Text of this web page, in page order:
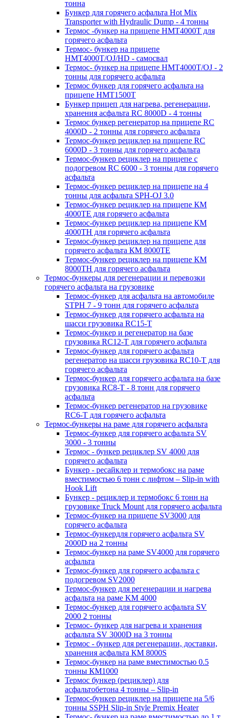
тонна
Бункер для горячего асфальта Hot Mix
Transporter with Hydraulic Dump - 4 тонны
Термос -бункер на прицепе HMT4000T для
горячего асфальта
Термос- бункер на прицепе
HMT4000T/OJ/HD - самосвал
Термос- бункер на прицепе HMT4000T/OJ - 2
тонны для горячего асфальта
Термос бункер для горячего асфальта на
прицепе HMT1500T
Бункер прицеп для нагрева, регенерации,
хранения асфальта RC 8000D - 4 тонны
Термос бункер регенератор на прицепе RC
4000D - 2 тонны для горячего асфальта
Термос-бункер рециклер на прицепе RC
6000D - 3 тонны для горячего асфальта
Термос-бункер рециклер на прицепе с
подогревом RC 6000 - 3 тонны для горячего
асфальта
Термос-бункер рециклер на прицепе на 4
тонны для асфальта SPH-OJ 3.0
Термос-бункер рециклер на прицепе КМ
4000ТЕ для горячего асфальта
Термос-бункер рециклер на прицепе КМ
4000ТН для горячего асфальта
Термос-бункер рециклер на прицепе для
горячего асфальта КМ 8000ТЕ
Термос-бункер рециклер на прицепе КМ
8000ТH для горячего асфальта
Термос-бункеры для регенерации и перевозки
горячего асфальта на грузовике
Термос-бункер для асфальта на автомобиле
STPH 7 - 9 тонн для горячего асфальта
Термос-бункер для горячего асфальта на
шасси грузовика RC15-T
Термос-бункер и регенератор на базе
грузовика RC12-T для горячего асфальта
Термос-бункер для горячего асфальта
регенератор на шасси грузовика RC10-T для
горячего асфальта
Термос-бункер для горячего асфальта на базе
грузовика RC8-T - 8 тонн для горячего
асфальта
Термос-бункер регенератор на грузовикe
RC6-T для горячего асфальта
Термос-бункеры на раме для горячего асфальта
Термос-бункер для горячего асфальта SV
3000 - 3 тонны
Термос - бункер рециклер SV 4000 для
горячего асфальта
Бункер - ресайклер и термобокс на раме
вместимостью 6 тонн с лифтом – Slip-in with
Hook Lift
Бункер - рециклер и термобокс 6 тонн на
грузовике Truck Mount для горячего асфальта
Термос-бункер на прицепе SV3000 для
горячего асфальта
Термос-бункердля горячего асфальта SV
2000D на 2 тонны
Термос-бункер на раме SV4000 для горячего
асфальта
Термос-бункер для горячего асфальта с
подогревом SV2000
Термос-бункер для регенерации и нагрева
асфальта на раме KM 4000
Термос-бункер для горячего асфальта SV
2000 2 тонны
Термос- бункер для нагрева и хранения
асфальта SV 3000D на 3 тонны
Термос - бункер для регенерации, доставки,
хранения асфальта КМ 8000S
Термос-бункер на раме вместимостью 0.5
тонны КМ1000
Термос бункер (рециклер) для
асфальтобетона 4 тонны – Slip-in
Термос-бункер рециклер на прицепе на 5/6
тонны SSPH Slip-in Style Premix Heater